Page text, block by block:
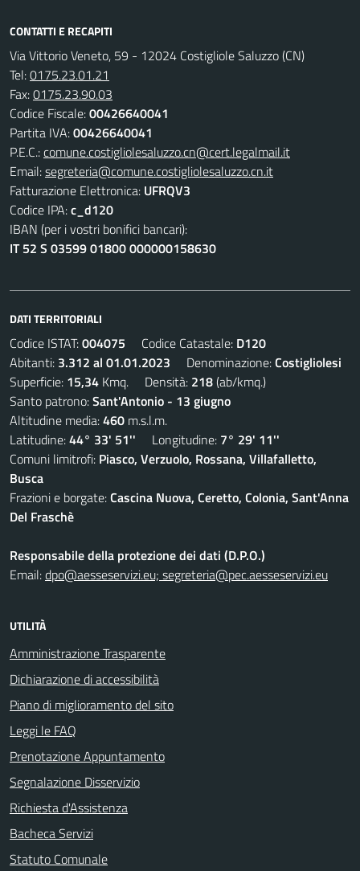
CONTATTI E RECAPITI
Via Vittorio Veneto, 59 - 12024 Costigliole Saluzzo (CN)
Tel:0175.23.01.21
Fax:0175.23.90.03
Codice Fiscale:00426640041
Partita IVA:00426640041
P.E.C.:comune.costigliolesaluzzo.cn@cert.legalmail.it
Email:segreteria@comune.costigliolesaluzzo.cn.it
Fatturazione Elettronica: UFRQV3
Codice IPA:c_d120
IBAN (per i vostri bonifici bancari):
IT 52 S 03599 01800 000000158630
DATI TERRITORIALI
Codice ISTAT:004075 Codice Catastale: D120
Abitanti: 3.312 al 01.01.2023 Denominazione:Costigliolesi
Superficie: 15,34 Kmq. Densità: 218(ab/kmq.)
Santo patrono:Sant'Antonio - 13 giugno
Altitudine media:460 m.s.l.m.
Latitudine:44° 33' 51'' Longitudine: 7° 29' 11''
Comuni limitrofi: Piasco, Verzuolo, Rossana, Villafalletto,
Busca
Frazioni e borgate:Cascina Nuova, Ceretto, Colonia, Sant'Anna
Del Fraschè
Responsabile della protezione dei dati (D.P.O.)
Email:dpo@aesseservizi.eu; segreteria@pec.aesseservizi.eu
UTILITÀ
Amministrazione Trasparente
Dichiarazione di accessibilità
Piano di miglioramento del sito
Leggi le FAQ
Prenotazione Appuntamento
Segnalazione Disservizio
Richiesta d'Assistenza
Bacheca Servizi
Statuto Comunale